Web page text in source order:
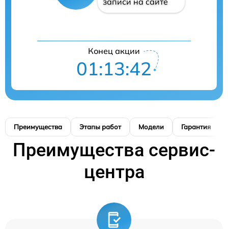
Конец акции
01:13:41
Преимущества Этапы работ Модели Гарантия
Преимущества сервис-
центра